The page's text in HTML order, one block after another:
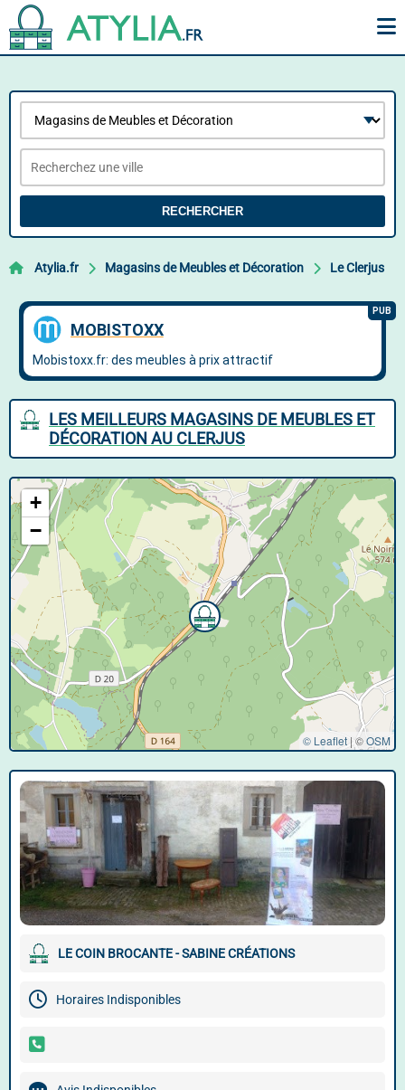
RECHERCHER
Atylia.fr Magasins de Meubles et Décoration Le Clerjus
LES MEILLEURS MAGASINS DE MEUBLES ET
DÉCORATION AU CLERJUS
+
−
© Leaflet | ©OSM
LE COIN BROCANTE - SABINE CRÉATIONS
Horaires Indisponibles